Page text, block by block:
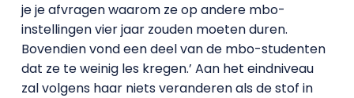
je je afvragen waarom ze op andere mbo-
instellingen vier jaar zouden moeten duren.
Bovendien vond een deel van de mbo-studenten
dat ze te weinig les kregen.’ Aan het eindniveau
zal volgens haar niets veranderen als de stof in